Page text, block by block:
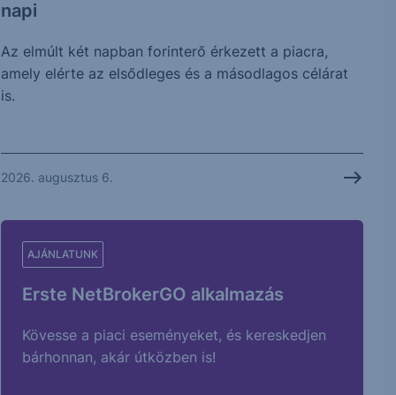
napi
Az elmúlt két napban forinterő érkezett a piacra,
amely elérte az elsődleges és a másodlagos célárat
is.
2026. augusztus 6.
AJÁNLATUNK
Erste NetBrokerGO alkalmazás
Kövesse a piaci eseményeket, és kereskedjen
bárhonnan, akár útközben is!